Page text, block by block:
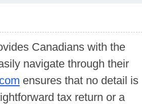
Canadians with the
navigate through their
ensures that no detail is
tax return or a